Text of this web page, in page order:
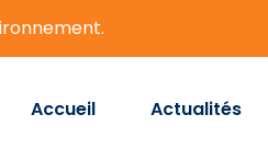
Accueil Actualités